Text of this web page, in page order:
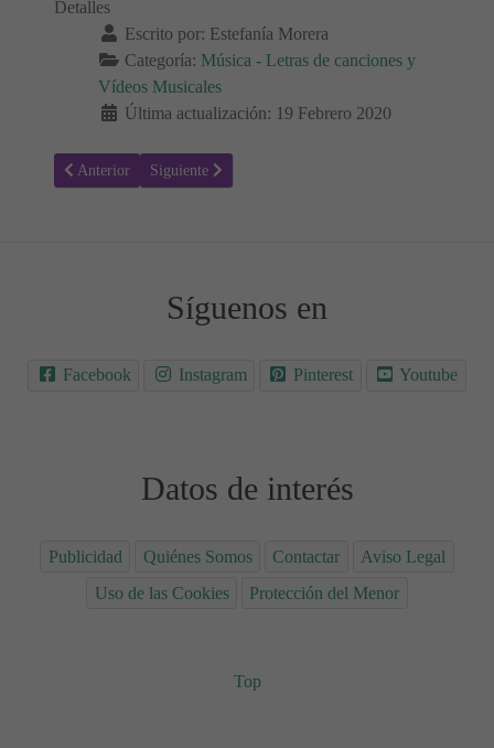
Detalles
Escrito por: Estefanía Morera
Categoría: Música - Letras de canciones y
Vídeos Musicales
Última actualización: 19 Febrero 2020
Artículo anterior: Letra y vídeo de la canción, Sobrenatural, Dvicio
Anterior Artículo siguiente: Letra y vídeo de la canción,
Siguiente
Síguenos en
Facebook Instagram Pinterest Youtube
Datos de interés
Publicidad Quiénes Somos Contactar
Aviso Legal
Uso de las Cookies
Protección del Menor
Top